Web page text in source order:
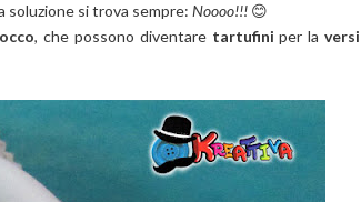
soluzione si trova sempre: Noooo!!!😊
, che possono diventare tartufini per la